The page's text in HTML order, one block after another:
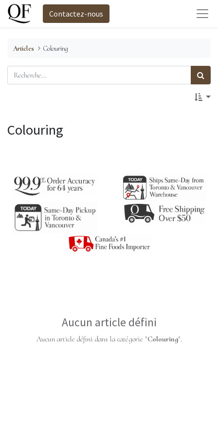
Contactez-nous
Articles Colouring
Colouring
Aucun article défini
Aucun article défini dans la catégorie "Colouring".